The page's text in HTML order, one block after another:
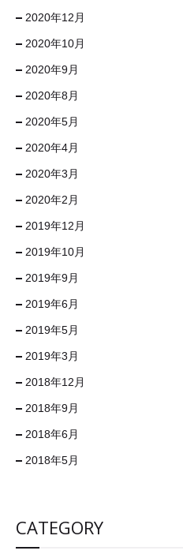
2020年12月
2020年10月
2020年9月
2020年8月
2020年5月
2020年4月
2020年3月
2020年2月
2019年12月
2019年10月
2019年9月
2019年6月
2019年5月
2019年3月
2018年12月
2018年9月
2018年6月
2018年5月
CATEGORY